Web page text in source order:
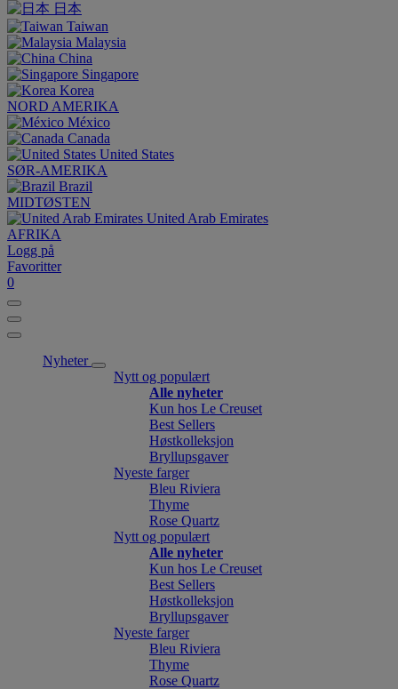
日本
Taiwan
Malaysia
China
Singapore
Korea
NORD AMERIKA
México
Canada
United States
SØR-AMERIKA
Brazil
MIDTØSTEN
United Arab Emirates
AFRIKA
Logg på
Favoritter
0
Nyheter
Nytt og populært
Alle nyheter
Kun hos Le Creuset
Best Sellers
Høstkolleksjon
Bryllupsgaver
Nyeste farger
Bleu Riviera
Thyme
Rose Quartz
Nytt og populært
Alle nyheter
Kun hos Le Creuset
Best Sellers
Høstkolleksjon
Bryllupsgaver
Nyeste farger
Bleu Riviera
Thyme
Rose Quartz